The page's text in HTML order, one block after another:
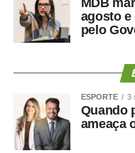
MDB
agosto
pelo
ESPORTE 3
Quando
ameaça